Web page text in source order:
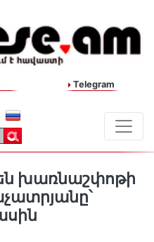
Telegram
խառնաշփոթի